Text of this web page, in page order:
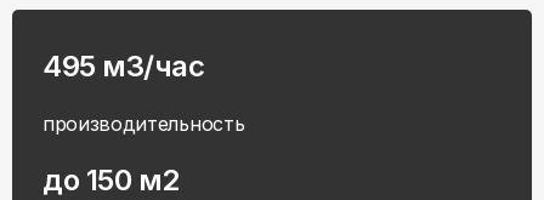
495 м3/час
производительность
до 150 м2